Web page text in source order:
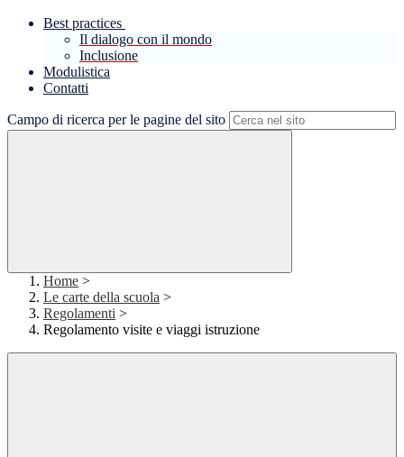
Best practices
Il dialogo con il mondo
Inclusione
Modulistica
Contatti
Campo di ricerca per le pagine del sito
Home >
Le carte della scuola >
Regolamenti >
Regolamento visite e viaggi istruzione